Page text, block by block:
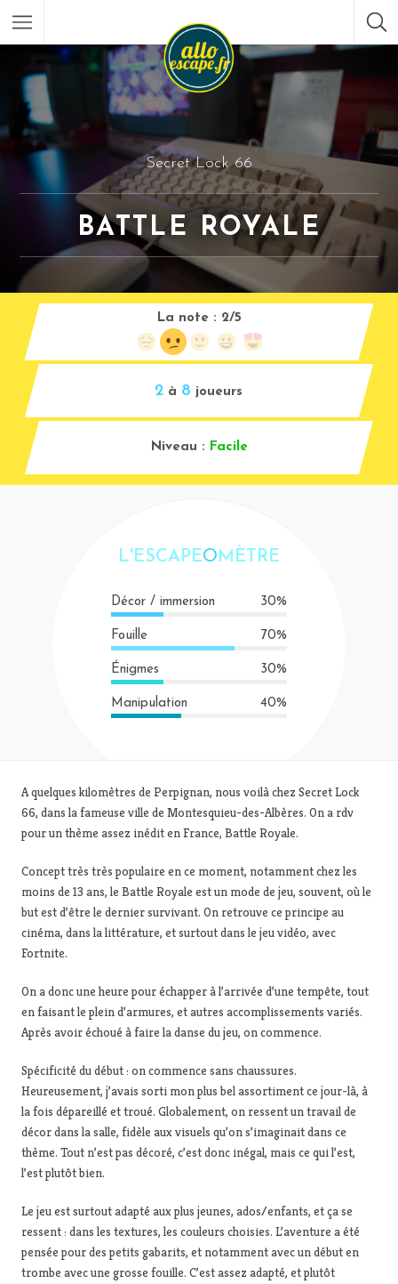
Secret Lock 66
BATTLE ROYALE
2 à 8 joueurs
La note : 2/5
Niveau : Facile
L'ESCAPEOMÈTRE
Décor / immersion 30%
Fouille 70%
Énigmes 30%
Manipulation 40%
A quelques kilomètres de Perpignan, nous voilà chez Secret Lock
66, dans la fameuse ville de Montesquieu-des-Albères. On a rdv
pour un thème assez inédit en France, Battle Royale.
Concept très très populaire en ce moment, notamment chez les
moins de 13 ans, le Battle Royale est un mode de jeu, souvent, où le
but est d’être le dernier survivant. On retrouve ce principe au
cinéma, dans la littérature, et surtout dans le jeu vidéo, avec
Fortnite.
On a donc une heure pour échapper à l’arrivée d’une tempête, tout
en faisant le plein d’armures, et autres accomplissements variés.
Après avoir échoué à faire la danse du jeu, on commence.
Spécificité du début : on commence sans chaussures.
Heureusement, j’avais sorti mon plus bel assortiment ce jour-là, à
la fois dépareillé et troué. Globalement, on ressent un travail de
décor dans la salle, fidèle aux visuels qu’on s’imaginait dans ce
thème. Tout n’est pas décoré, c’est donc inégal, mais ce qui l’est,
l’est plutôt bien.
Le jeu est surtout adapté aux plus jeunes, ados/enfants, et ça se
ressent : dans les textures, les couleurs choisies. L’aventure a été
pensée pour des petits gabarits, et notamment avec un début en
trombe avec une grosse fouille. C’est assez adapté, et plutôt